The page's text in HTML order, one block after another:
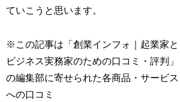
ていこうと思います。
※この記事は「創業インフォ｜起業家と
ビジネス実務家のための口コミ・評判」
の編集部に寄せられた各商品・サービス
への口コミ